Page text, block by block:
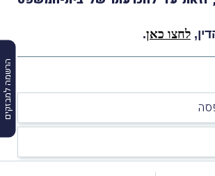
הרשמה למבזקים
לחצו כאן.